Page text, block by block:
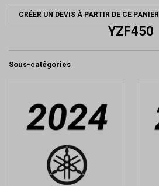
CRÉER UN DEVIS À PARTIR DE CE PANIER
YZF450
Sous-catégories